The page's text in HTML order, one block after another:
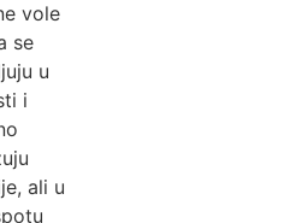
vole
se
u
i
ali u